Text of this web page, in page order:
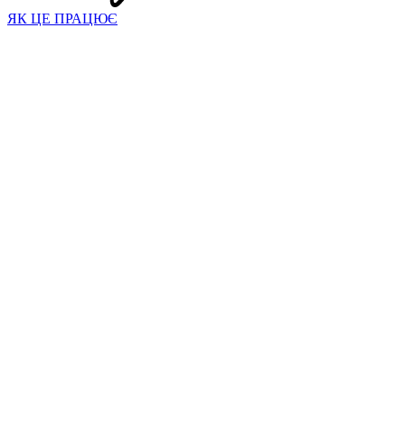
ЯК ЦЕ ПРАЦЮЄ